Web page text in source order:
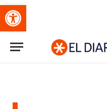
Obre la barra d'eines